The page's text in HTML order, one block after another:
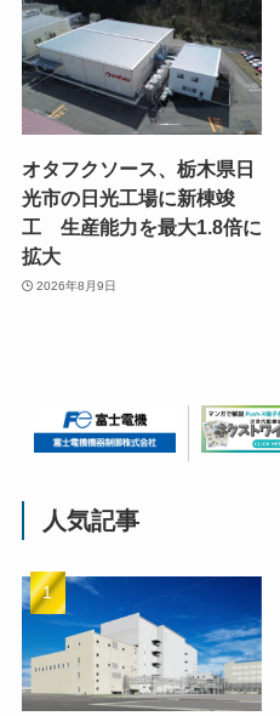
オタフクソース、栃木県日
光市の日光工場に新棟竣
工 生産能力を最大1.8倍に
拡大
2026年8月9日
人気記事